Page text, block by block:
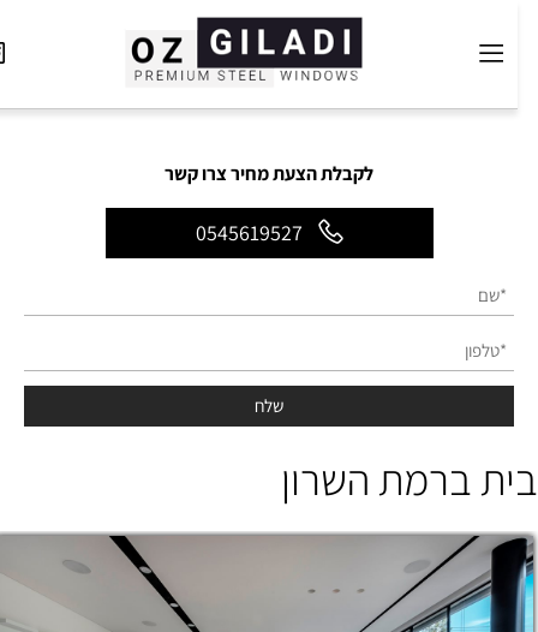
לקבלת הצעת מחיר צרו קשר
0545619527
ברמת השרון